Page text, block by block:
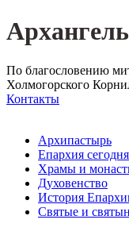
По благословению
Холмогорского
Контакты
Архипастырь
Епархия сегодня
Храмы и
Духовенство
История
Святые и